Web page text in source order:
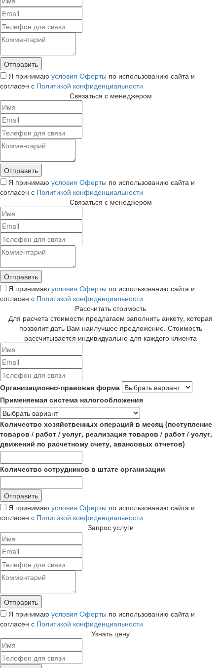
Я принимаю условия Оферты по использованию сайта и
согласен с Политикой конфиденциальности
Связаться с менеджером
Я принимаю условия Оферты по использованию сайта и
согласен с Политикой конфиденциальности
Связаться с менеджером
Я принимаю условия Оферты по использованию сайта и
согласен с Политикой конфиденциальности
Рассчитать стоимость
Для расчета стоимости предлагаем заполнить анкету, которая
позволит дать Вам наилучшее предложение. Стоимость
рассчитывается индивидуально для каждого клиента
Организационно-правовая форма
Применяемая система налогообложения
Количество хозяйственных операций в месяц (поступление
товаров / работ / услуг, реализация товаров / работ / услуг,
движений по расчетному счету, авансовых отчетов)
Количество сотрудников в штате организации
Я принимаю условия Оферты по использованию сайта и
согласен с Политикой конфиденциальности
Запрос услуги
Я принимаю условия Оферты по использованию сайта и
согласен с Политикой конфиденциальности
Узнать цену